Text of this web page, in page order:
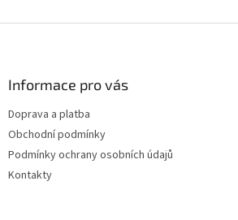
Informace pro vás
Doprava a platba
Obchodní podmínky
Podmínky ochrany osobních údajů
Kontakty